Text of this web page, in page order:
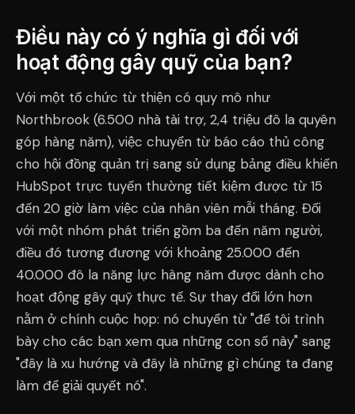
Điều này có ý nghĩa gì đối với
hoạt động gây quỹ của bạn?
Với một tổ chức từ thiện có quy mô như
Northbrook (6.500 nhà tài trợ, 2,4 triệu đô la quyên
góp hàng năm), việc chuyển từ báo cáo thủ công
cho hội đồng quản trị sang sử dụng bảng điều khiển
HubSpot trực tuyến thường tiết kiệm được từ 15
đến 20 giờ làm việc của nhân viên mỗi tháng. Đối
với một nhóm phát triển gồm ba đến năm người,
điều đó tương đương với khoảng 25.000 đến
40.000 đô la năng lực hàng năm được dành cho
hoạt động gây quỹ thực tế. Sự thay đổi lớn hơn
nằm ở chính cuộc họp: nó chuyển từ "để tôi trình
bày cho các bạn xem qua những con số này" sang
"đây là xu hướng và đây là những gì chúng ta đang
làm để giải quyết nó".